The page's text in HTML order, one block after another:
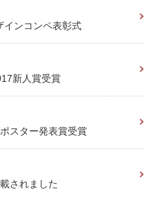
インコンペ表彰式
新人賞受賞
スター発表賞受賞
されました